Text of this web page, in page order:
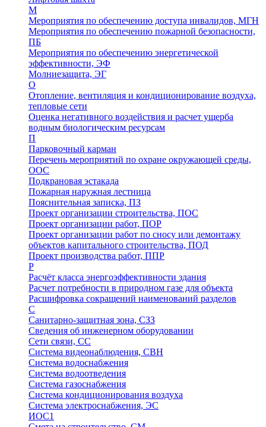
М
Мероприятия по обеспечению доступа инвалидов, МГН
Мероприятия по обеспечению пожарной безопасности,
ПБ
Мероприятия по обеспечению энергетической
эффективности, ЭФ
Молниезащита, ЭГ
О
Отопление, вентиляция и кондиционирование воздуха,
тепловые сети
Оценка негативного воздействия и расчет ущерба
водным биологическим ресурсам
П
Парковочный карман
Перечень мероприятий по охране окружающей среды,
ООС
Подкрановая эстакада
Пожарная наружная лестница
Пояснительная записка, ПЗ
Проект организации строительства, ПОС
Проект организации работ, ПОР
Проект организации работ по сносу или демонтажу
объектов капитального строительства, ПОД
Проект производства работ, ППР
Р
Расчёт класса энергоэффективности здания
Расчет потребности в природном газе для объекта
Расшифровка сокращений наименований разделов
С
Санитарно-защитная зона, СЗЗ
Сведения об инженерном оборудовании
Сети связи, СС
Система видеонаблюдения, СВН
Система водоснабжения
Система водоотведения
Система газоснабжения
Система кондиционирования воздуха
Система электроснабжения, ЭС
ИОС1